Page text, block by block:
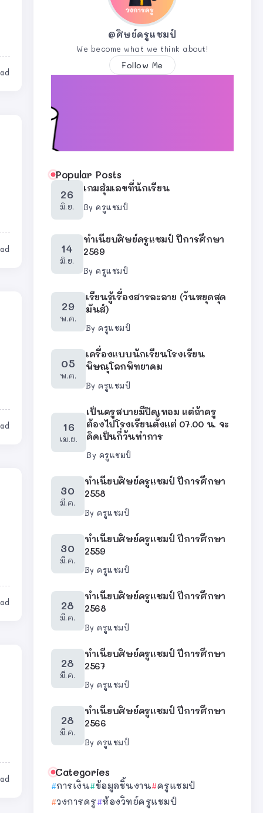
@ศิษย์ครูแชมป์
We become what we think about!
Follow Me
Popular Posts
26
มิ.ย.
เกมสุ่มเลขที่นักเรียน
By ครูแชมป์
14
มิ.ย.
ทำเนียบศิษย์ครูแชมป์ ปีการศึกษา
2569
By ครูแชมป์
29
พ.ค.
เรียนรู้เรื่องสารละลาย (วันหยุดสุด
มันส์)
By ครูแชมป์
05
พ.ค.
เครื่องแบบนักเรียนโรงเรียน
พิษณุโลกพิทยาคม
By ครูแชมป์
16
เม.ย.
เป็นครูสบายมีปิดเทอม แต่ถ้าครู
ต้องไปโรงเรียนตั้งแต่ 07.00 น. จะ
คิดเป็นกี่วันทำการ
By ครูแชมป์
30
มี.ค.
ทำเนียบศิษย์ครูแชมป์ ปีการศึกษา
2558
By ครูแชมป์
30
มี.ค.
ทำเนียบศิษย์ครูแชมป์ ปีการศึกษา
2559
By ครูแชมป์
28
มี.ค.
ทำเนียบศิษย์ครูแชมป์ ปีการศึกษา
2568
By ครูแชมป์
28
มี.ค.
ทำเนียบศิษย์ครูแชมป์ ปีการศึกษา
2567
By ครูแชมป์
28
มี.ค.
ทำเนียบศิษย์ครูแชมป์ ปีการศึกษา
2566
By ครูแชมป์
Categories
การเงิน ข้อมูลชิ้นงาน ครูแชมป์
วงการครู ห้องวิทย์ครูแชมป์